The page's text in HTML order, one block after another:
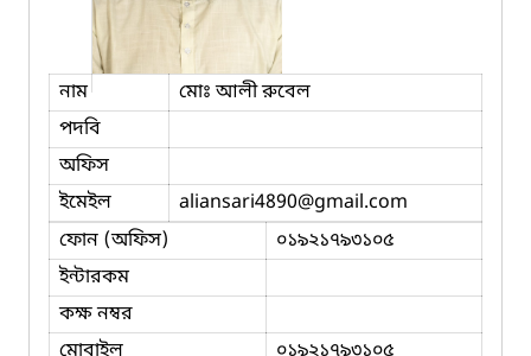
নাম
মোঃ আলী রুবেল
পদবি
অফিস
ইমেইল
aliansari4890@gmail.com
ফোন (অফিস)
০১৯২১৭৯৩১০৫
ইন্টারকম
কক্ষ নম্বর
মোবাইল
০১৯২১৭৯৩১০৫